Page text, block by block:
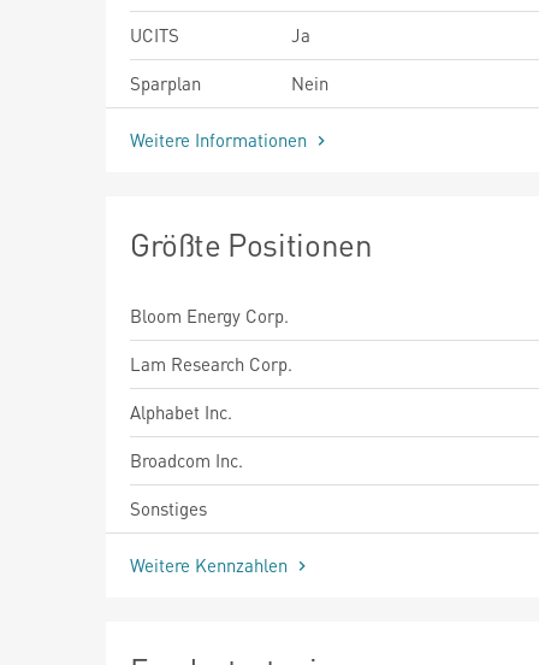
UCITS
Ja
Sparplan
Nein
Weitere Informationen
Größte Positionen
Bloom Energy Corp.
Lam Research Corp.
Alphabet Inc.
Broadcom Inc.
Sonstiges
Weitere Kennzahlen